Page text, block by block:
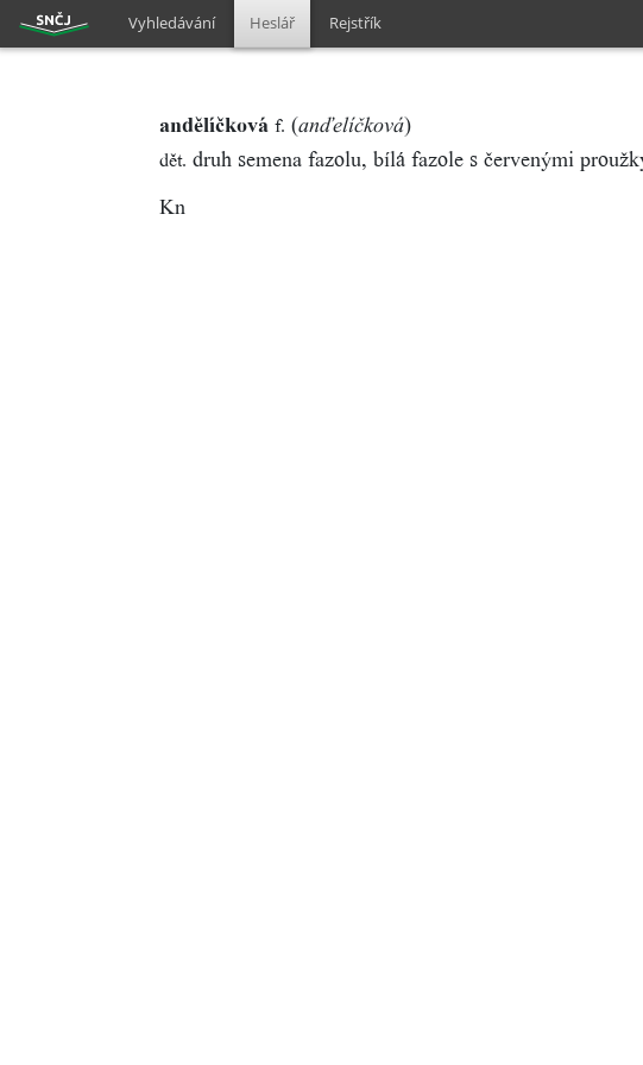
Vyhledávání Heslář Rejstřík
andělíčková f. (anďelíčková)
dět. druh semena fazolu, bílá fazole s červenými
Kn